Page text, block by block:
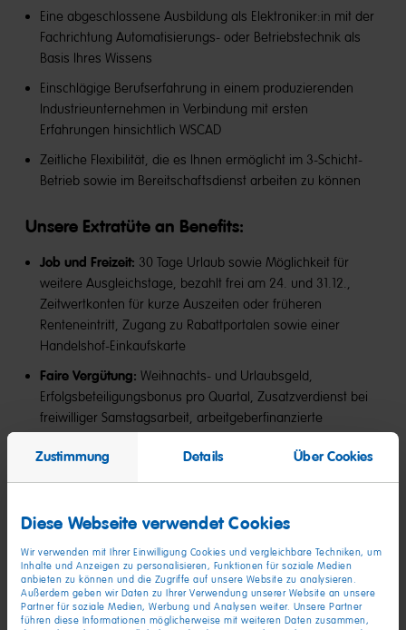
Zustimmung Details Über Cookies
Diese Webseite verwendet Cookies
Wir verwenden mit Ihrer Einwilligung Cookies und vergleichbare Techniken, um
Inhalte und Anzeigen zu personalisieren, Funktionen für soziale Medien
anbieten zu können und die Zugriffe auf unsere Website zu analysieren.
Außerdem geben wir Daten zu Ihrer Verwendung unserer Website an unsere
Partner für soziale Medien, Werbung und Analysen weiter. Unsere Partner
führen diese Informationen möglicherweise mit weiteren Daten zusammen,
Eine abgeschlossene Ausbildung als Elektroniker:in mit der
Fachrichtung Automatisierungs- oder Betriebstechnik als
Basis Ihres Wissens
Einschlägige Berufserfahrung in einem produzierenden
Industrieunternehmen in Verbindung mit ersten
Erfahrungen hinsichtlich WSCAD
Zeitliche Flexibilität, die es Ihnen ermöglicht im 3-Schicht-
Betrieb sowie im Bereitschaftsdienst arbeiten zu können
Unsere Extratüte an Benefits​:
Job und Freizeit: 30 Tage Urlaub sowie Möglichkeit für
weitere Ausgleichstage, bezahlt frei am 24. und 31.12.,
Zeitwertkonten für kurze Auszeiten oder früheren
Renteneintritt, Zugang zu Rabattportalen sowie einer
Handelshof-Einkaufskarte
Faire Vergütung: Weihnachts- und Urlaubsgeld,
Erfolgsbeteiligungsbonus pro Quartal, Zusatzverdienst bei
freiwilliger Samstagsarbeit, arbeitgeberfinanzierte
Entgeltumwandlung, Bezuschussung bei ÖPNV-Nutzung
Gesundheitsmanagement:
Sports Club, Fahrradleasing über JobRad, Angebote für die
Rückengesundheit
Weiterbildung:Persönliche Entwicklungsangebote,
Seminare, E-Learnings, regelmäßige Feedbackgespräche